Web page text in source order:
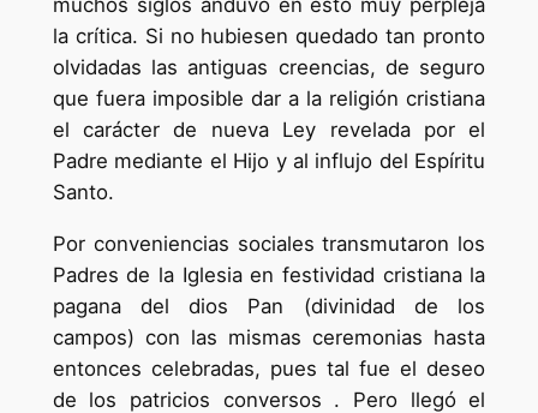
muchos siglos anduvo en esto muy perpleja
la crítica. Si no hubiesen quedado tan pronto
olvidadas las antiguas creencias, de seguro
que fuera imposible dar a la religión cristiana
el carácter de nueva Ley revelada por el
Padre mediante el Hijo y al influjo del Espíritu
Santo.
Por conveniencias sociales transmutaron los
Padres de la Iglesia en festividad cristiana la
pagana del dios Pan (divinidad de los
campos) con las mismas ceremonias hasta
entonces celebradas, pues tal fue el deseo
de los patricios conversos . Pero llegó el